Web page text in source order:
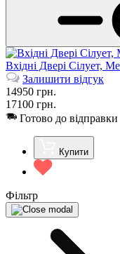
Вхідні Двері Сілует,
Залишити відгук
14950 грн.
17100 грн.
Готово до відправки
Купити
Фільтр